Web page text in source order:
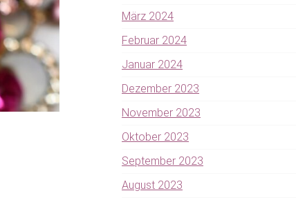
März 2024
Februar 2024
Januar 2024
Dezember 2023
November 2023
Oktober 2023
September 2023
August 2023